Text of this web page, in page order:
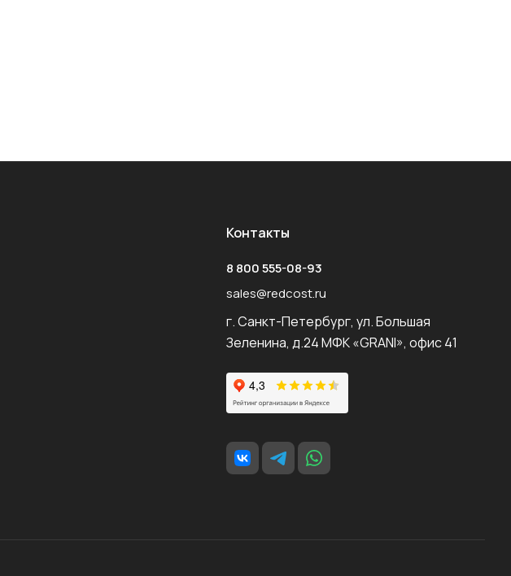
Контакты
8 800 555-08-93
sales@redcost.ru
г. Санкт-Петербург, ул. Большая
Зеленина, д.24 МФК «GRANI», офис 41